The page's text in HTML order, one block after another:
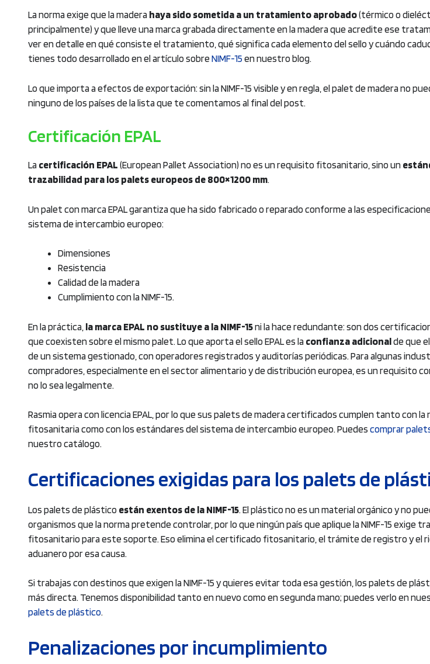
La norma exige que la madera haya sido sometida a un tratamiento aprobado(térmico o
principalmente) y que lleve una marca grabada directamente en la madera que acredite ese
ver en detalle en qué consiste el tratamiento, qué significa cada elemento del sello y cuándo
tienes todo desarrollado en el artículo sobre NIMF-15 en nuestro blog.
Lo que importa a efectos de exportación: sin la NIMF-15 visible y en regla, el palet de madera no
ninguno de los países de la lista que te comentamos al final del post.
Certificación EPAL
La certificación EPAL (European Pallet Association) no es un requisito fitosanitario, sino un
trazabilidad para los palets europeos de 800×1200 mm.
Un palet con marca EPAL garantiza que ha sido fabricado o reparado conforme a las
sistema de intercambio europeo:
Dimensiones
Resistencia
Calidad de la madera
Cumplimiento con la NIMF-15.
En la práctica, la marca EPAL no sustituye a la NIMF-15ni la hace redundante: son dos
que coexisten sobre el mismo palet. Lo que aporta el sello EPAL es la confianza adicionalde que
de un sistema gestionado, con operadores registrados y auditorías periódicas. Para algunas
compradores, especialmente en el sector alimentario y de distribución europea, es un requisito
no lo sea legalmente.
Rasmia opera con licencia EPAL, por lo que sus palets de madera certificados cumplen tanto con la
fitosanitaria como con los estándares del sistema de intercambio europeo. Puedes comprar
nuestro catálogo.
Certificaciones exigidas para los palets de
Los palets de plástico están exentos de la NIMF-15. El plástico no es un material orgánico y no
organismos que la norma pretende controlar, por lo que ningún país que aplique la NIMF-15 exige
fitosanitario para este soporte. Eso elimina el certificado fitosanitario, el trámite de registro y el
aduanero por esa causa.
Si trabajas con destinos que exigen la NIMF-15 y quieres evitar toda esa gestión, los palets de
más directa. Tenemos disponibilidad tanto en nuevo como en segunda mano; puedes verlo en
palets de plástico.
Penalizaciones por incumplimiento